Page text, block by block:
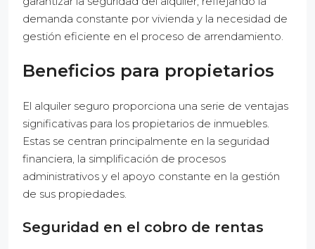
demanda constante por vivienda y la necesidad de
gestión eficiente en el proceso de arrendamiento.
Beneficios para propietarios
El alquiler seguro proporciona una serie de ventajas
significativas para los propietarios de inmuebles.
Estas se centran principalmente en la seguridad
financiera, la simplificación de procesos
administrativos y el apoyo constante en la gestión
de sus propiedades.
Seguridad en el cobro de rentas